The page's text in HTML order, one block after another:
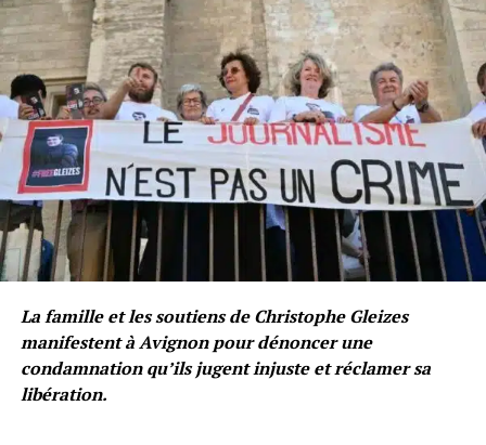
La famille et les soutiens de Christophe Gleizes
manifestent à Avignon pour dénoncer une
condamnation qu’ils jugent injuste et réclamer sa
libération.